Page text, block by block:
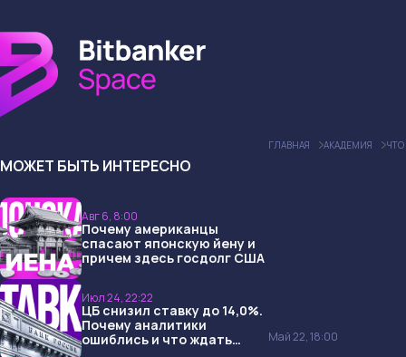
МОЖЕТ БЫТЬ ИНТЕРЕСНО
Авг 6, 8:00
Почему американцы
спасают японскую йену и
причем здесь госдолг США
Июл 24, 22:22
ЦБ снизил ставку до 14,0%.
Почему аналитики
ошиблись и что ждать
ГЛАВНАЯ АКАДЕМИЯ
Май 22, 18:00